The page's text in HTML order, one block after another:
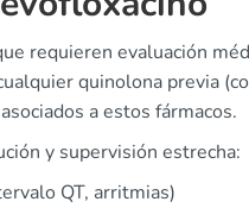
requieren evaluación
quinolona previa
a estos fármacos.
y supervisión estrecha:
QT, arritmias)